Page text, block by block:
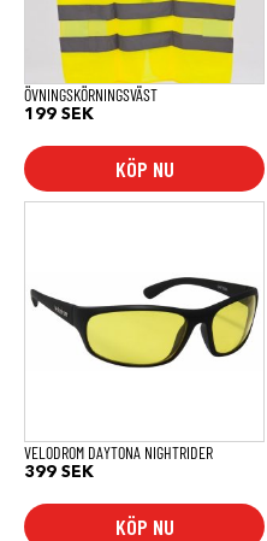
ÖVNINGSKÖRNINGSVÄST
199 SEK
KÖP NU
VELODROM DAYTONA NIGHTRIDER
399 SEK
KÖP NU